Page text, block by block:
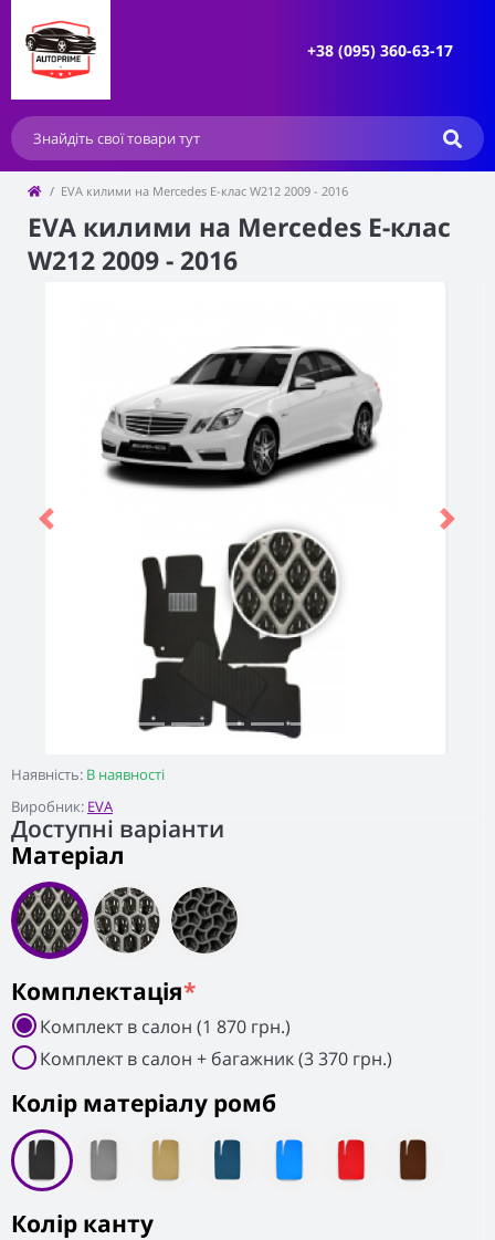
+38 (095) 360-63-17
EVA килими на Mercedes Е-клас W212 2009 - 2016
EVA килими на Mercedes Е-клас
W212 2009 - 2016
Наявність: В наявності
Виробник: EVA
Previous Next
Доступні варіанти
Матеріал
Колiр матеріалу ромб
Колір канту
Комплектація*
Комплект в салон (1 870 грн.)
Комплект в салон + багажник (3 370 грн.)